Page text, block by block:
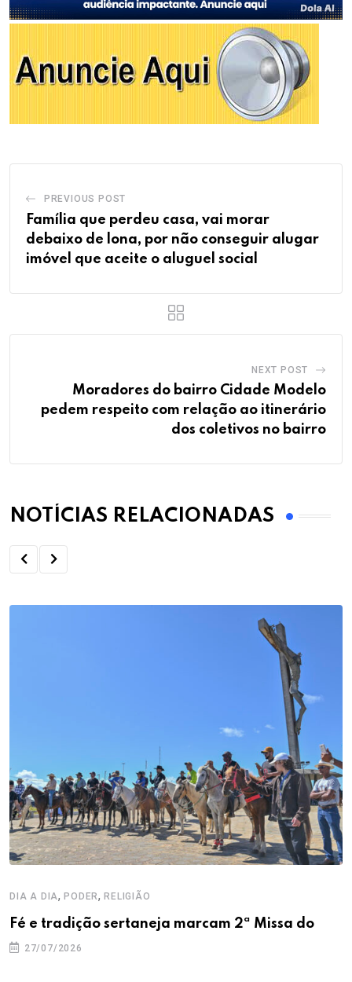
PREVIOUS POST
Família que perdeu casa, vai morar
debaixo de lona, por não conseguir alugar
imóvel que aceite o aluguel social
NEXT POST
Moradores do bairro Cidade Modelo
pedem respeito com relação ao itinerário
dos coletivos no bairro
NOTÍCIAS RELACIONADAS
DIA A DIA,PODER,RELIGIÃO
Fé e tradição sertaneja marcam 2ª Missa do
27/07/2026